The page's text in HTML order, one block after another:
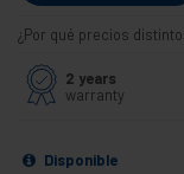
¿Por qué precios
2 years
warranty
Disponible